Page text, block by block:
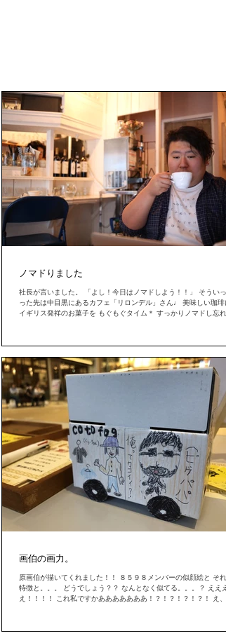
ノマドりました
社長が言いました。 「よし！今日はノマドしよう！！」 そうい
った先は中目黒にあるカフェ「リロンデル」さん♩ 美味しい珈
イギリス発祥のお菓子を もぐもぐタイム＊ すっかりノマドし忘
画伯の画力。
原画伯が描いてくれました！！ ８５９８メンバーの似顔絵と そ
特徴と。。。 どうでしょう？？ なんとなく似てる。。。？ ええ
え！！！！ これ私ですかあああああああ！？！？！？！？！ え